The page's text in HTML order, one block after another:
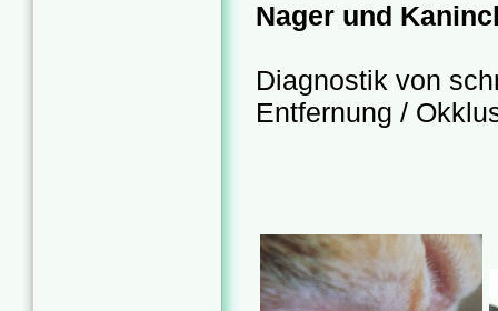
Nager und
Diagnostik von
Entfernung /